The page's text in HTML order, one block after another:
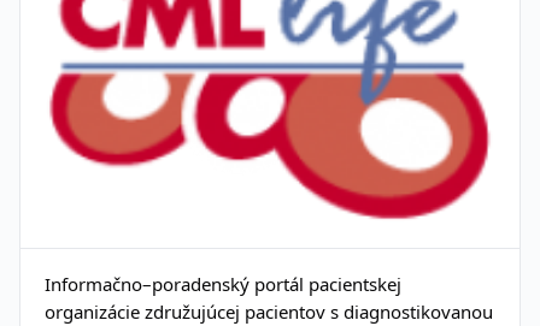
Informačno–poradenský portál pacientskej
organizácie združujúcej pacientov s diagnostikovanou